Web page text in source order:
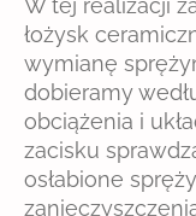
W tej realizacji
łożysk
wymianę
dobieramy
obciążenia i
zacisku
osłabione